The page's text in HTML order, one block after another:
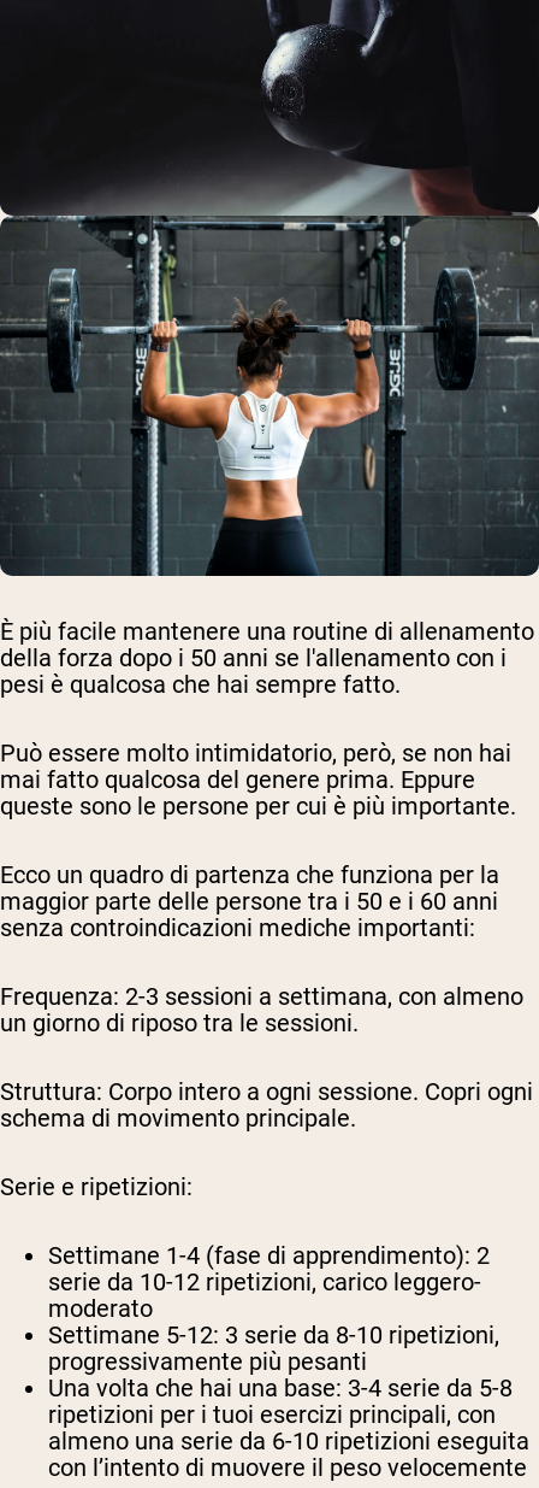
È più facile mantenere una routine di allenamento
della forza dopo i 50 anni se l'allenamento con i
pesi è qualcosa che hai sempre fatto.
Può essere molto intimidatorio, però, se non hai
mai fatto qualcosa del genere prima. Eppure
queste sono le persone per cui è più importante.
Ecco un quadro di partenza che funziona per la
maggior parte delle persone tra i 50 e i 60 anni
senza controindicazioni mediche importanti:
Frequenza: 2-3 sessioni a settimana, con almeno
un giorno di riposo tra le sessioni.
Struttura: Corpo intero a ogni sessione. Copri ogni
schema di movimento principale.
Serie e ripetizioni:
Settimane 1-4 (fase di apprendimento): 2
serie da 10-12 ripetizioni, carico leggero-
moderato
Settimane 5-12: 3 serie da 8-10 ripetizioni,
progressivamente più pesanti
Una volta che hai una base: 3-4 serie da 5-8
ripetizioni per i tuoi esercizi principali, con
almeno una serie da 6-10 ripetizioni eseguita
con l’intento di muovere il peso velocemente